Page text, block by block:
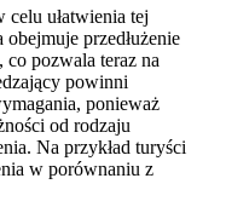
ułatwienia tej
obejmuje przedłużenie
pozwala teraz na
powinni
ponieważ
od rodzaju
Na przykład turyści
w porównaniu z